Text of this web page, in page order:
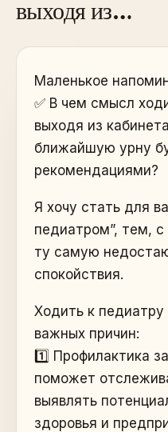
выходя из…
Маленькое
✅ В чем смысл
выходя из
ближайшую урну
рекомендациями?
Я хочу стать для
педиатром”, тем,
ту самую
спокойствия.
Ходить к
важных причин:
1️⃣ Профилактика
поможет
выявлять
здоровья и